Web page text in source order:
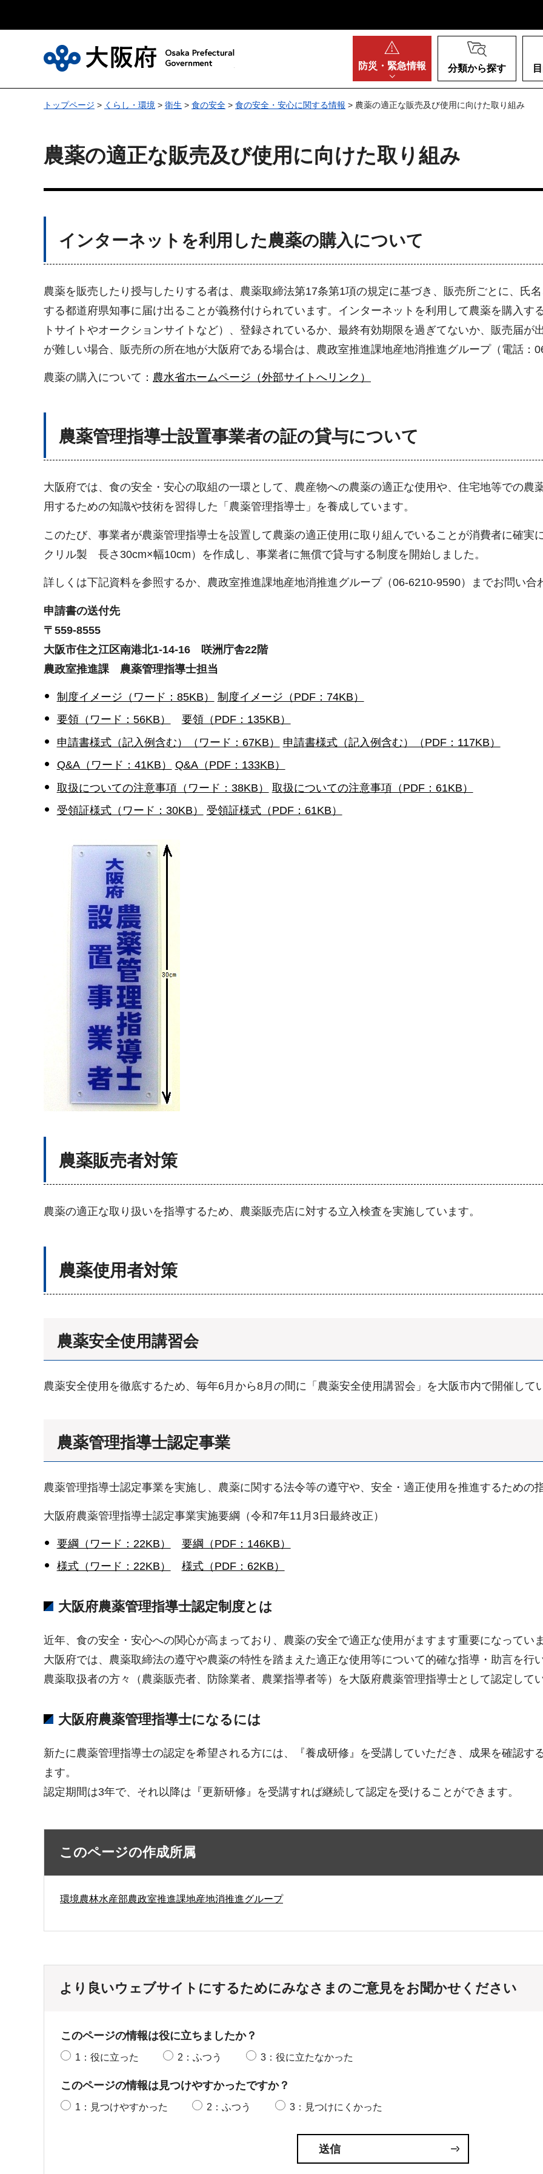
防災・ 緊急情報 分類から探す
トップページ > くらし・環境 > 衛生 > 食の安全 > 食の安全・安心に関する情報 > 農薬の適正な販売及び使用に向けた取り組み
農薬の適正な販売及び使用に向けた取り組み
インターネットを利用した農薬の購入について
農薬を販売したり授与したりする者は、農薬取締法第17条第1項の規定に基づき、販売所ごとに、氏
する都道府県知事に届け出ることが義務付けられています。インターネットを利用して農薬を購入す
トサイトやオークションサイトなど）、登録されているか、最終有効期限を過ぎてないか、販売届
が難しい場合、販売所の所在地が大阪府である場合は、農政室推進課地産地消推進グループ（電話：
農薬の購入について： 農水省ホームページ（外部サイトへリンク）
農薬管理指導士設置事業者の証の貸与について
大阪府では、食の安全・安心の取組の一環として、農産物への農薬の適正な使用や、住宅地等での農
用するための知識や技術を習得した「農薬管理指導士」を養成しています。
このたび、事業者が農薬管理指導士を設置して農薬の適正使用に取り組んでいることが消費者に確実
クリル製 長さ30cm×幅10cm）を作成し、事業者に無償で貸与する制度を開始しました。
詳しくは下記資料を参照するか、農政室推進課地産地消推進グループ（06-6210-9590）までお問い合
申請書の送付先
〒559-8555
大阪市住之江区南港北1-14-16 咲洲庁舎22階
農政室推進課 農薬管理指導士担当
制度イメージ（ワード：85KB）
制度イメージ（PDF：74KB）
要領（ワード：56KB）
要領（PDF：135KB）
申請書様式（記入例含む）（ワード：67KB）
申請書様式（記入例含む）（PDF：117KB）
Q&A（ワード：41KB）
Q&A（PDF：133KB）
取扱についての注意事項（ワード：38KB）
取扱についての注意事項（PDF：61KB）
受領証様式（ワード：30KB）
受領証様式（PDF：61KB）
農薬販売者対策
農薬の適正な取り扱いを指導するため、農薬販売店に対する立入検査を実施しています。
農薬使用者対策
農薬安全使用講習会
農薬安全使用を徹底するため、毎年6月から8月の間に「農薬安全使用講習会」を大阪市内で開催して
農薬管理指導士認定事業
農薬管理指導士認定事業を実施し、農薬に関する法令等の遵守や、安全・適正使用を推進するための
大阪府農薬管理指導士認定事業実施要綱（令和7年11月3日最終改正）
要綱（ワード：22KB）
要綱（PDF：146KB）
様式（ワード：22KB）
様式（PDF：62KB）
大阪府農薬管理指導士認定制度とは
近年、食の安全・安心への関心が高まっており、農薬の安全で適正な使用がますます重要になっていま
大阪府では、農薬取締法の遵守や農薬の特性を踏まえた適正な使用等について的確な指導・助言を行
農薬取扱者の方々（農薬販売者、防除業者、農業指導者等）を大阪府農薬管理指導士として認定してい
大阪府農薬管理指導士になるには
新たに農薬管理指導士の認定を希望される方には、『養成研修』を受講していただき、成果を確認す
ます。
認定期間は3年で、それ以降は『更新研修』を受講すれば継続して認定を受けることができます。
このページの作成所属
環境農林水産部農政室推進課地産地消推進グループ
より良いウェブサイトにするためにみなさまのご意見をお聞かせください
このページの情報は役に立ちましたか？
1：役に立った 2：ふつう 3：役に立たなかった
このページの情報は見つけやすかったですか？
1：見つけやすかった 2：ふつう 3：見つけにくかった